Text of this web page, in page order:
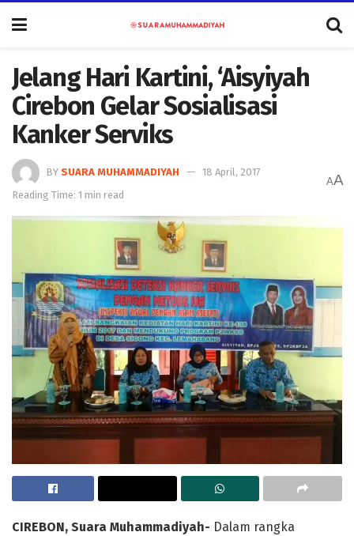
Jelang Hari Kartini, ‘Aisyiyah
Cirebon Gelar Sosialisasi
Kanker Serviks
BY SUARA MUHAMMADIYAH
18 April, 2017
Reading Time: 1 min read
AA
CIREBON, Suara Muhammadiyah- Dalam rangka